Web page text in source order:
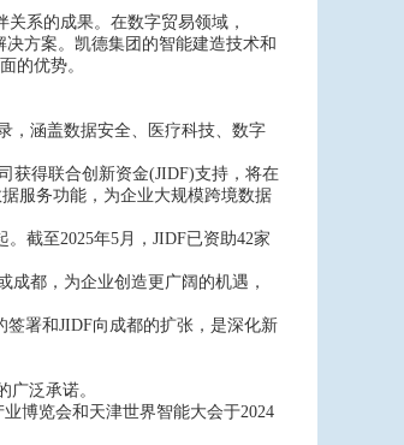
系的成果。在数字贸易领域，
方案。凯德集团的智能建造技术和
的优势。
，涵盖数据安全、医疗科技、数字
获得联合创新资金(JIDF)支持，将在
服务功能，为企业大规模跨境数据
截至2025年5月，JIDF已资助42家
成都，为企业创造更广阔的机遇，
签署和JIDF向成都的扩张，是深化新
泛承诺。
博览会和天津世界智能大会于2024